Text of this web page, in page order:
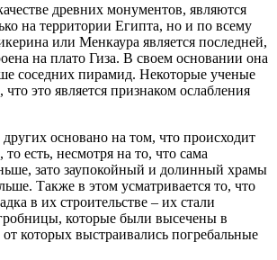
древних монументов, являются
на территории Египта, но и по всему
или Менкаура является последней,
на плато Гиза. В своем основании она
соседних пирамид. Некоторые ученые
это является признаком ослабления
основано на том, что происходит
есть, несмотря на то, что сама
зато заупокойный и долинный храмы
Также в этом усматривается то, что
в их строительстве – их стали
которые были высечены в
от которых выстраивались погребальные